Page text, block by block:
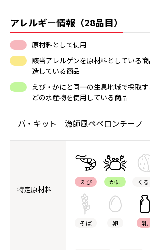
アレルギー情報（28品目）
原材料として使用
該当アレルゲンを原材料としている
造している商品
えび・かにと同一の生息地域で採取
どの水産物を使用している商品
特定原材料
えび かに く
そば 卵 乳